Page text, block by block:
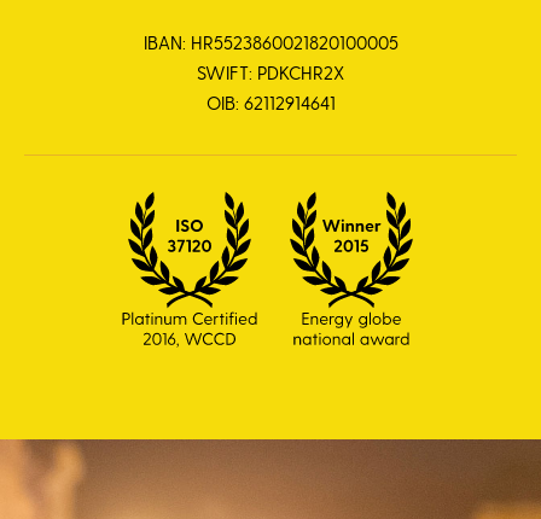
IBAN: HR5523860021820100005
SWIFT: PDKCHR2X
OIB: 62112914641